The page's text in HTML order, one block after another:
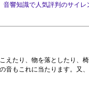
響知識で人気評判のサイレ
えたり、物を落としたり、
音もこれに当たります。又